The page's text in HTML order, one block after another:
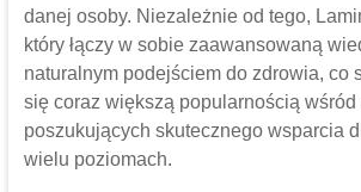
danej osoby. Niezależnie od tego,
który łączy w sobie zaawansowaną
naturalnym podejściem do zdrowia, co
się coraz większą popularnością wśród
poszukujących skutecznego wsparcia
wielu poziomach.